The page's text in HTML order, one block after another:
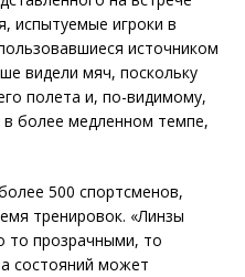
испытуемые игроки в
источником
видели мяч, поскольку
полета и, по-видимому,
более медленном темпе,
500 спортсменов,
тренировок. «Линзы
то прозрачными, то
состояний может